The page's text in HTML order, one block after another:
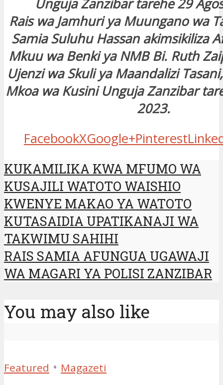
Unguja Zanzibar tarehe 29
Rais wa Jamhuri ya Muungano wa
Samia Suluhu Hassan akimsikiliza
Mkuu wa Benki ya NMB Bi. Ruth
Ujenzi wa Skuli ya Maandalizi
Mkoa wa Kusini Unguja Zanzibar
2023.
FacebookXGoogle+Pinterest
KUKAMILIKA KWA MFUMO WA
KUSAJILI WATOTO WAISHIO
KWENYE MAKAO YA WATOTO
KUTASAIDIA UPATIKANAJI WA
TAKWIMU SAHIHI
RAIS SAMIA AFUNGUA UGAWAJI
WA MAGARI YA POLISI ZANZIBAR
You may also like
Featured • Magazeti